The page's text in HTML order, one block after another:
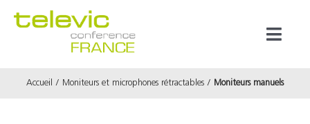
Produits
Accueil Moniteurs et microphones rétractables Moniteurs manuels